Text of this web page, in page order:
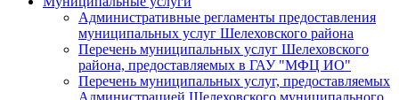
Административные регламенты предоставления
муниципальных услуг Шелеховского района
Перечень муниципальных услуг Шелеховского
района, предоставляемых в ГАУ "МФЦ ИО"
Перечень муниципальных услуг, предоставляемых
Администрацией Шелеховского муниципального